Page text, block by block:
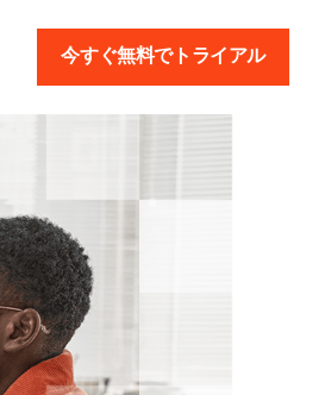
今すぐ無料でトライアル